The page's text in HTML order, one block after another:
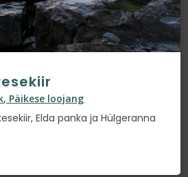
, Päikese loojang
Elda panka ja Hülgeranna